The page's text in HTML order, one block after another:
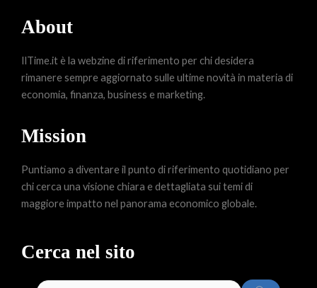
About
IlTime.it è la webzine di riferimento per chi desidera
rimanere sempre aggiornato sulle ultime novità in materia di
economia, finanza, business e marketing.
Mission
Puntiamo a diventare il punto di riferimento quotidiano per
chi cerca una visione chiara e dettagliata sui temi di
maggiore impatto nel panorama economico globale.
Cerca nel sito